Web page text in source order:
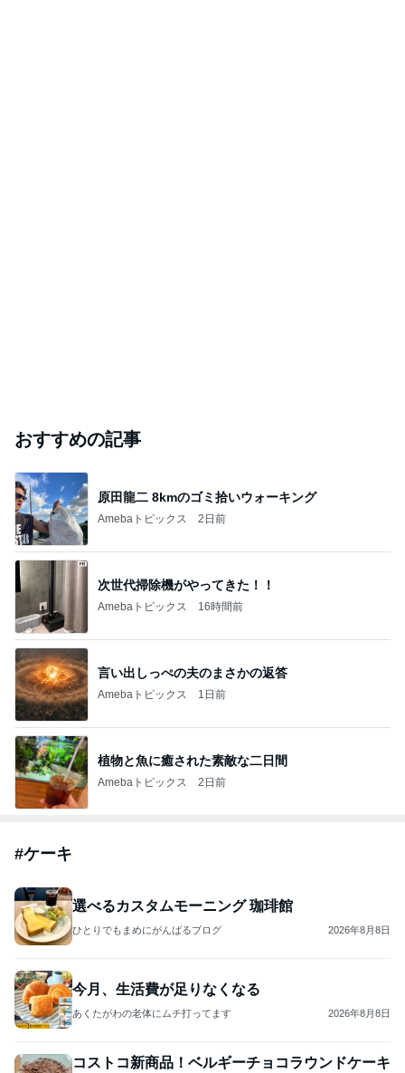
おすすめの記事
原田龍二 8kmのゴミ拾いウォーキング
Amebaトピックス 2日前
次世代掃除機がやってきた！！
Amebaトピックス 16時間前
言い出しっぺの夫のまさかの返答
Amebaトピックス 1日前
植物と魚に癒された素敵な二日間
Amebaトピックス 2日前
#ケーキ
選べるカスタムモーニング 珈琲館
ひとりでもまめにがんばるブログ 2026年8月8日
今月、生活費が足りなくなる
あくたがわの老体にムチ打ってます 2026年8月8日
コストコ新商品！ベルギーチョコラウンドケーキ